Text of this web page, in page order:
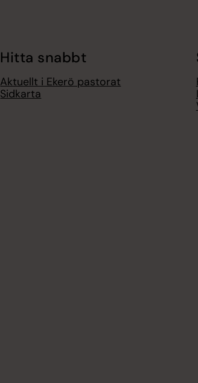
Hitta snabbt
Aktuellt i Ekerö pastorat
Sidkarta